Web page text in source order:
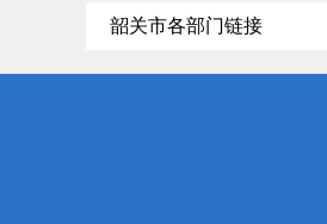
韶关市各部门链接